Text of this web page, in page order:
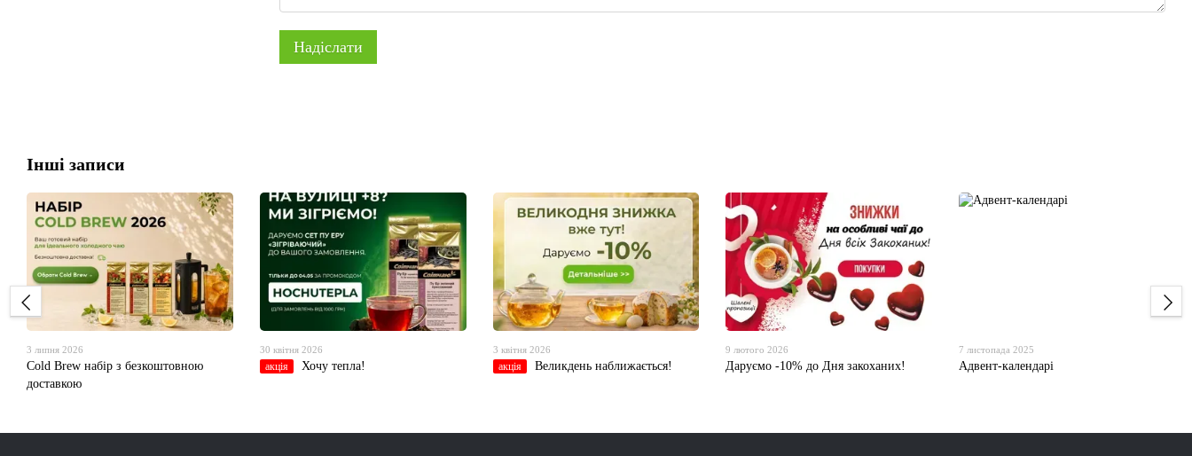
Надіслати
Інші записи
3 липня 2026
Cold Brew набір з безкоштовною
доставкою
30 квітня 2026
акція Хочу тепла!
3 квітня 2026
акція Великдень наближається!
9 лютого 2026
Даруємо -10% до Дня закоханих!
7 листопада 2025
Адвент-календарі